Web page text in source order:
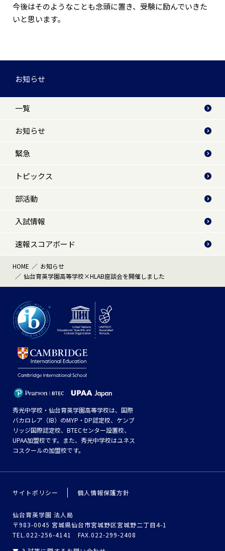
今後はそのようなことも念頭に置き、受験に励んでいきた
いと思います。
お知らせ
一覧
お知らせ
緊急
トピックス
部活動
入試情報
速報スコアボード
HOME
お知らせ
仙台育英学園高等学校×HLAB座談会を開催しました
秀光中学校・仙台育英学園高等学校は、国際
バカロレア（IB）のMYP・DP認定校、ケンブ
リッジ国際認定校、BTECセンター設置校、
UPAA加盟校です。また、秀光中学校はユネス
コスクールの加盟校です。
サイトポリシー 個人情報保護方針
仙台育英学園 法人局
〒983-0045 宮城県仙台市宮城野区宮城野二丁目4-1
TEL.022-256-4141 FAX.022-299-2408